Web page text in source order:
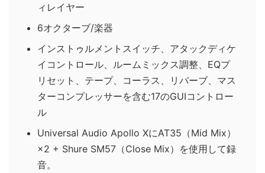
ィレイヤー
6オクターブ/楽器
インストゥルメントスイッチ、アタックディケ
イコントロール、ルームミックス調整、EQプ
リセット、テープ、コーラス、リバーブ、マス
ターコンプレッサーを含む17のGUIコントロー
ル
Universal Audio Apollo XにAT35（Mid Mix）
×2 + Shure SM57（Close Mix）を使用して録
音。